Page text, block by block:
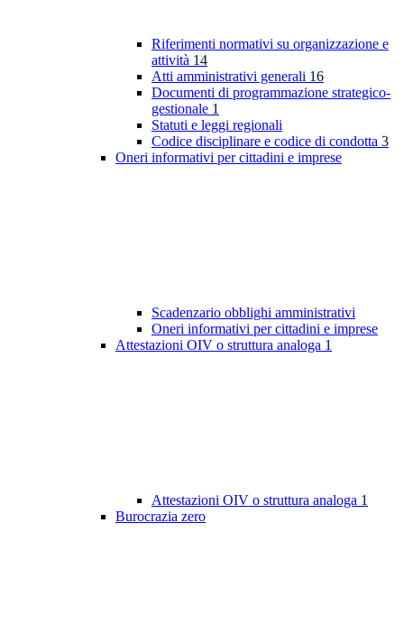
Riferimenti normativi su organizzazione e
attività 14
Atti amministrativi generali 16
Documenti di programmazione strategico-
gestionale 1
Statuti e leggi regionali
Codice disciplinare e codice di condotta 3
Oneri informativi per cittadini e imprese
Scadenzario obblighi amministrativi
Oneri informativi per cittadini e imprese
Attestazioni OIV o struttura analoga 1
Attestazioni OIV o struttura analoga 1
Burocrazia zero